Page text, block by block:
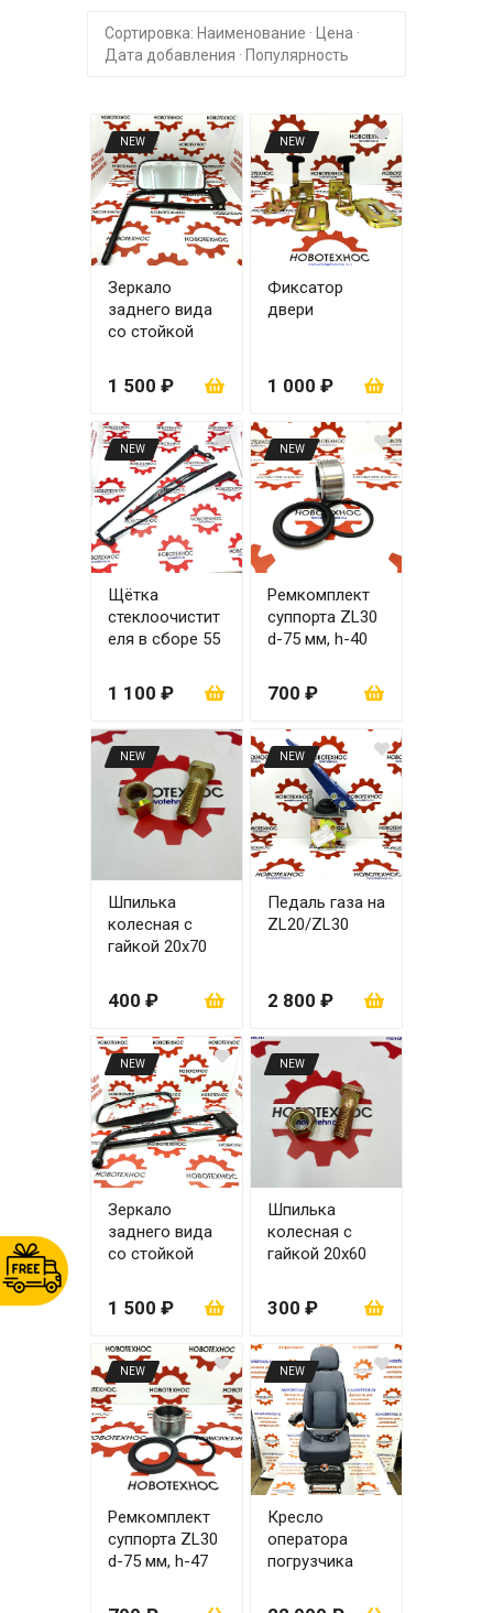
Сортировка: Наименование · Цена ·
Дата добавления · Популярность
NEW
Зеркало
заднего вида
со стойкой
1 500 ₽
NEW
Фиксатор
двери
1 000 ₽
NEW
Щётка
стеклоочистит
еля в сборе 55
1 100 ₽
NEW
Ремкомплект
суппорта ZL30
d-75 мм, h-40
манжет +
пыльник)
700 ₽
NEW
Шпилька
колесная с
гайкой 20x70
400 ₽
NEW
Педаль газа на
ZL20/ZL30
2 800 ₽
NEW
Зеркало
заднего вида
со стойкой
ZL20/ZL30
1 500 ₽
NEW
Шпилька
колесная с
гайкой 20x60
300 ₽
NEW
Ремкомплект
суппорта ZL30
d-75 мм, h-47
манжет+
NEW
Кресло
оператора
погрузчика